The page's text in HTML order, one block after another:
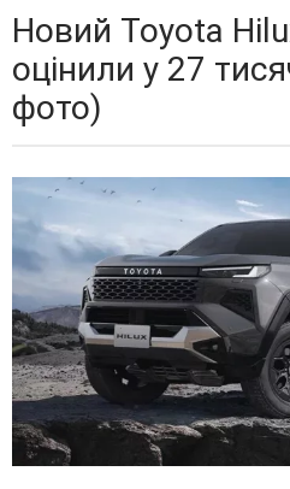
Новий Toyota
оцінили у 27
фото)